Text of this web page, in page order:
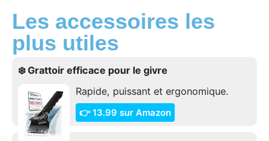
Les accessoires les
plus utiles
❄️ Grattoir efficace pour le givre
Rapide, puissant et ergonomique.
👉 13.99 sur Amazon